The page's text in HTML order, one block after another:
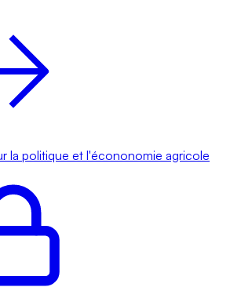
la politique et l'écononomie agricole